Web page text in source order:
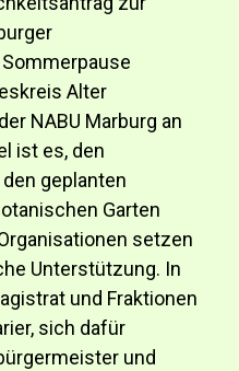
Alter
NABU Marburg an
ist es, den
geplanten
Garten
setzen
Unterstützung. In
und Fraktionen
sich dafür
und